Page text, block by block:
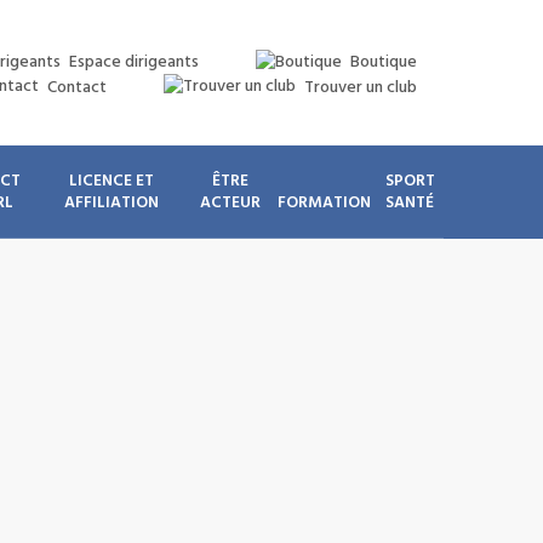
Espace dirigeants
Boutique
Contact
Trouver un club
LICENCE ET
AFFILIATION
ÊTRE
ACTEUR
FORMATION
SPORT
SANTÉ